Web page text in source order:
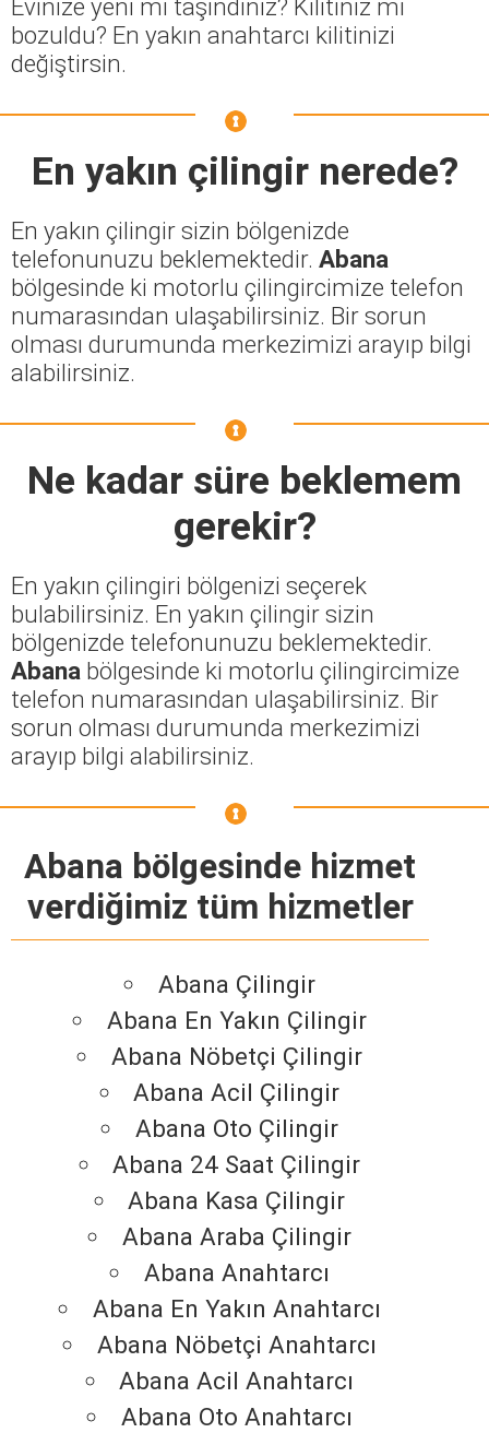
Evinize yeni mi taşındınız? Kilitiniz mi
bozuldu? En yakın anahtarcı kilitinizi
değiştirsin.
En yakın çilingir nerede?
En yakın çilingir sizin bölgenizde
telefonunuzu beklemektedir. Abana
bölgesinde ki motorlu çilingircimize telefon
numarasından ulaşabilirsiniz. Bir sorun
olması durumunda merkezimizi arayıp bilgi
alabilirsiniz.
Ne kadar süre beklemem
gerekir?
En yakın çilingiri bölgenizi seçerek
bulabilirsiniz. En yakın çilingir sizin
bölgenizde telefonunuzu beklemektedir.
Abana bölgesinde ki motorlu çilingircimize
telefon numarasından ulaşabilirsiniz. Bir
sorun olması durumunda merkezimizi
arayıp bilgi alabilirsiniz.
Abana bölgesinde hizmet
verdiğimiz tüm hizmetler
Abana Çilingir
Abana En Yakın Çilingir
Abana Nöbetçi Çilingir
Abana Acil Çilingir
Abana Oto Çilingir
Abana 24 Saat Çilingir
Abana Kasa Çilingir
Abana Araba Çilingir
Abana Anahtarcı
Abana En Yakın Anahtarcı
Abana Nöbetçi Anahtarcı
Abana Acil Anahtarcı
Abana Oto Anahtarcı